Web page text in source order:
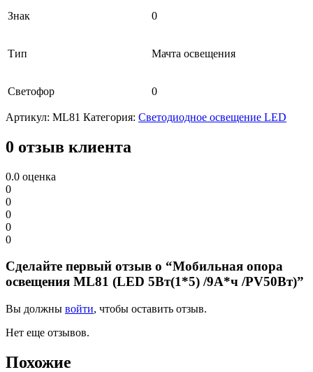
Знак 0
Тип Мачта освещения
Светофор 0
Артикул: ML81 Категория: Светодиодное освещение LED
0 отзыв клиента
0.0 оценка
0
0
0
0
0
Сделайте первый отзыв о “Мобильная опора
освещения ML81 (LED 5Вт(1*5) /9А*ч /PV50Вт)”
Вы должны войти, чтобы оставить отзыв.
Нет еще отзывов.
Похожие